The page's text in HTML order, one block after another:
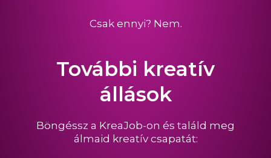
Csak ennyi? Nem.
További kreatív
állások
Böngéssz a KreaJob-on és találd meg
álmaid kreatív csapatát: